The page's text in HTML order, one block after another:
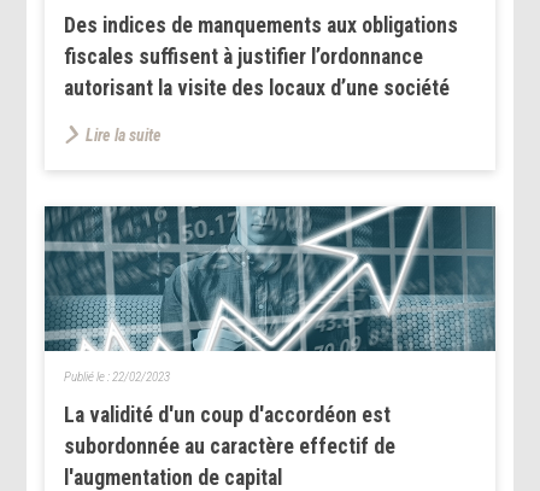
Des indices de manquements aux obligations
fiscales suffisent à justifier l’ordonnance
autorisant la visite des locaux d’une société
Lire la suite
La validité d'un coup d'accordéon est
subordonnée au caractère effectif de
l'augmentation de capital
Publié le : 22/02/2023